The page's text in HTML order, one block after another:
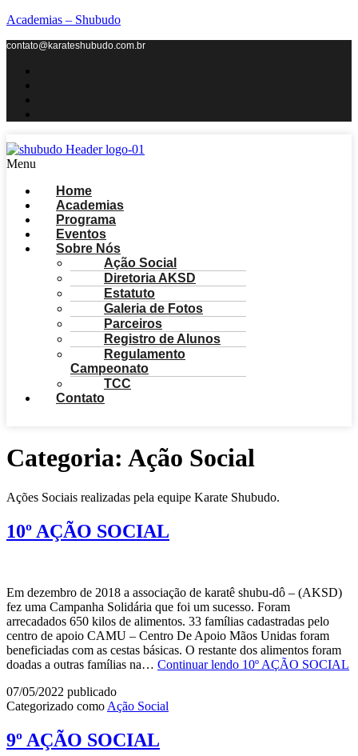
Academias – Shubudo
contato@karateshubudo.com.br
Menu
Home
Academias
Programa
Eventos
Sobre Nós
Ação Social
Diretoria AKSD
Estatuto
Galeria de Fotos
Parceiros
Registro de Alunos
Regulamento
Campeonato
TCC
Contato
Categoria: Ação Social
Ações Sociais realizadas pela equipe Karate Shubudo.
10º AÇÃO SOCIAL
Em dezembro de 2018 a associação de karatê shubu-dô – (AKSD)
fez uma Campanha Solidária que foi um sucesso. Foram
arrecadados 650 kilos de alimentos. 33 famílias cadastradas pelo
centro de apoio CAMU – Centro De Apoio Mãos Unidas foram
beneficiadas com as cestas básicas. O restante dos alimentos foram
doadas a outras famílias na… Continuar lendo 10º AÇÃO SOCIAL
07/05/2022 publicado
Categorizado como Ação Social
9º AÇÃO SOCIAL